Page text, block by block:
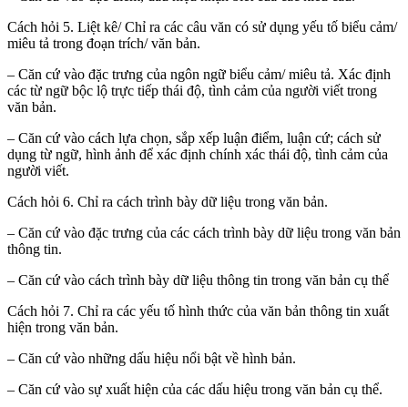
Cách hỏi 5. Liệt kê/ Chỉ ra các câu văn có sử dụng yếu tố biểu cảm/
miêu tả trong đoạn trích/ văn bản.
– Căn cứ vào đặc trưng của ngôn ngữ biểu cảm/ miêu tả. Xác định
các từ ngữ bộc lộ trực tiếp thái độ, tình cảm của người viết trong
văn bản.
– Căn cứ vào cách lựa chọn, sắp xếp luận điểm, luận cứ; cách sử
dụng từ ngữ, hình ảnh để xác định chính xác thái độ, tình cảm của
người viết.
Cách hỏi 6. Chỉ ra cách trình bày dữ liệu trong văn bản.
– Căn cứ vào đặc trưng của các cách trình bày dữ liệu trong văn bản
thông tin.
– Căn cứ vào cách trình bày dữ liệu thông tin trong văn bản cụ thể
Cách hỏi 7. Chỉ ra các yếu tố hình thức của văn bản thông tin xuất
hiện trong văn bản.
– Căn cứ vào những dấu hiệu nổi bật về hình bản.
– Căn cứ vào sự xuất hiện của các dấu hiệu trong văn bản cụ thể.